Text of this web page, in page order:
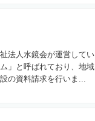
法人水鏡会が運営してい
」と呼ばれており、地域
の資料請求を行いま...